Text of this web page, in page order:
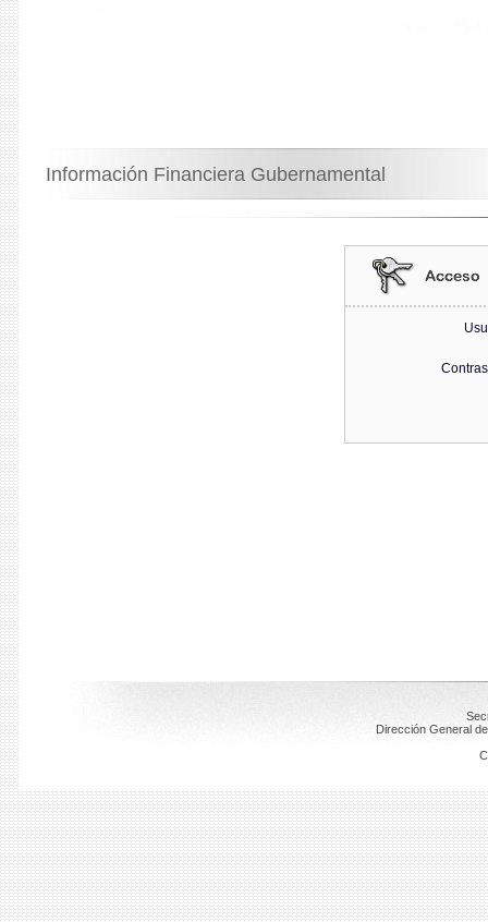
Información Financiera Gubernamental
Dirección General